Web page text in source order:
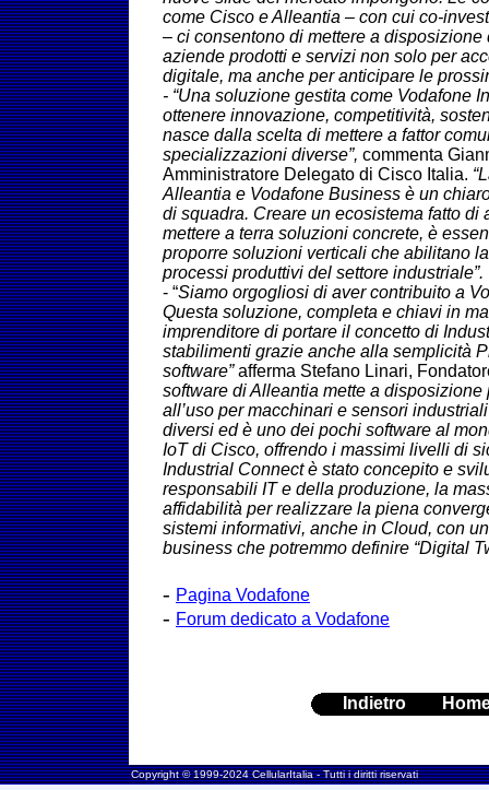
come Cisco e Alleantia – con cui co-
– ci consentono di mettere a
aziende prodotti e servizi non solo per
digitale, ma anche per anticipare le
- “Una soluzione gestita come Vodafone
ottenere innovazione, competitività,
nasce dalla scelta di mettere a fattor
specializzazioni diverse”, commenta
Amministratore Delegato di Cisco Italia.
Alleantia e Vodafone Business è un
di squadra. Creare un ecosistema fatto di
mettere a terra soluzioni concrete, è
proporre soluzioni verticali che abilitano
processi produttivi del settore industriale”.
- “Siamo orgogliosi di aver contribuito a
Questa soluzione, completa e chiavi in
imprenditore di portare il concetto di
stabilimenti grazie anche alla semplicità
software”afferma Stefano Linari,
software di Alleantia mette a
all’uso per macchinari e sensori
diversi ed è uno dei pochi software al
IoT di Cisco, offrendo i massimi livelli di
Industrial Connect è stato concepito e
responsabili IT e della produzione, la
affidabilità per realizzare la piena
sistemi informativi, anche in Cloud, con
business che potremmo definire “Digital
- Pagina Vodafone
- Forum dedicato a Vodafone
Indietro
Copyright © 1999-2024 CellularItalia - Tutti i diritti riservati